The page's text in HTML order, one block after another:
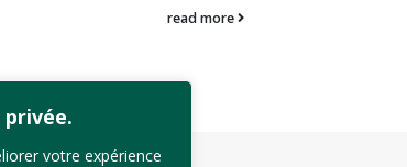
votre expérience
terrain. L'outil est...